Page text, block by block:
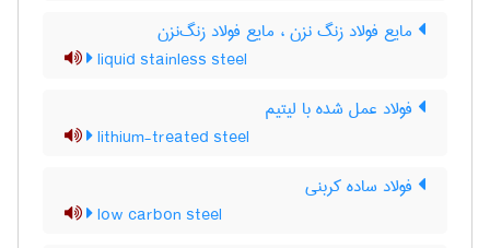
مایع فولاد زنگ نزن ، مایع فولاد زنگ‌نزن
liquid stainless steel
فولاد عمل شده با لیتیم
lithium-treated steel
فولاد ساده کربنی
low carbon steel